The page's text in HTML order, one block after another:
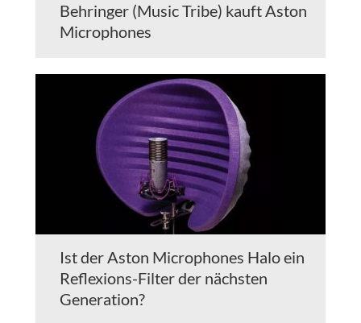
Behringer (Music Tribe) kauft Aston
Microphones
Ist der Aston Microphones Halo ein
Reflexions-Filter der nächsten
Generation?